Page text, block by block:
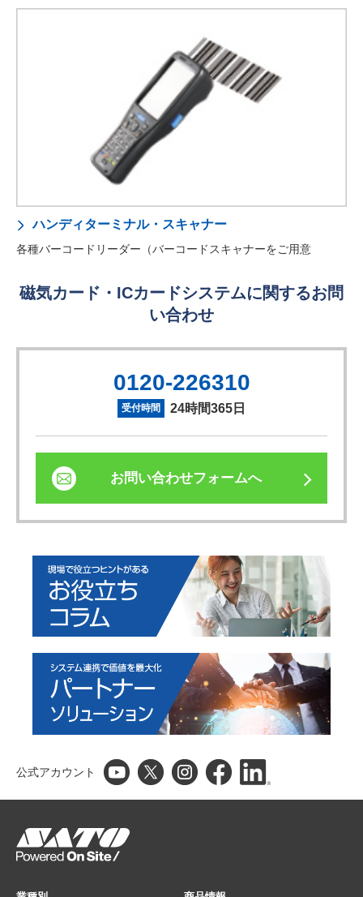
ハンディターミナル・スキャナー
各種バーコードリーダー（バーコードスキャナーをご用意
磁気カード・ICカードシステムに関するお問
い合わせ
0120-226310
受付時間 24時間365日
お問い合わせフォームへ
公式アカウント